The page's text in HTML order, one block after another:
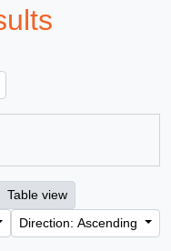
Table view
Direction: Ascending